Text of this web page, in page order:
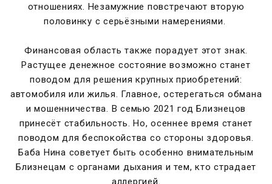
отношениях. Незамужние повстречают вторую
половинку с серьёзными намерениями.
Финансовая область также порадует этот знак.
Растущее денежное состояние возможно станет
поводом для решения крупных приобретений:
автомобиля или жилья. Главное, остерегаться обмана
и мошенничества. В семью 2021 год Близнецов
принесёт стабильность. Но, осеннее время станет
поводом для беспокойства со стороны здоровья.
Баба Нина советует быть особенно внимательным
Близнецам с органами дыхания и тем, кто страдает
аллергией.